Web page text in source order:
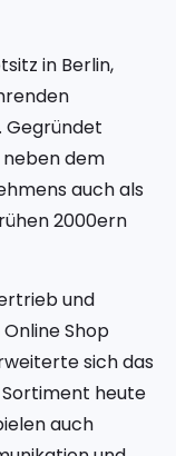
in Berlin,
Gegründet
neben dem
auch als
2000ern
und
Shop
sich das
heute
auch